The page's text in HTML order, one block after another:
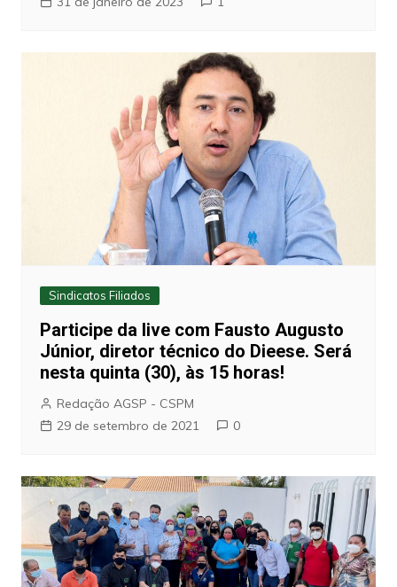
Sindicatos Filiados
Participe da live com Fausto Augusto
Júnior, diretor técnico do Dieese. Será
nesta quinta (30), às 15 horas!
Redação AGSP - CSPM
29 de setembro de 2021
0